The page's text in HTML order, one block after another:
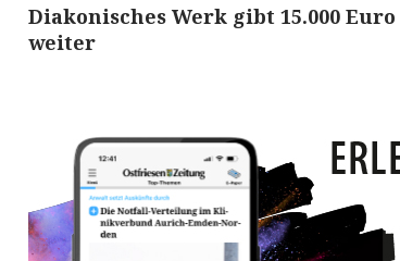
Diakonisches Werk gibt 15.000
weiter